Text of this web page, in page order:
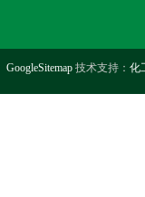
GoogleSitemap 技术支持： 化